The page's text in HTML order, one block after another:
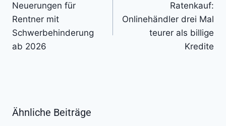
Neuerungen für
Rentner mit
Schwerbehinderung
ab 2026
Ratenkauf:
Onlinehändler drei Mal
teurer als billige
Kredite
Ähnliche Beiträge